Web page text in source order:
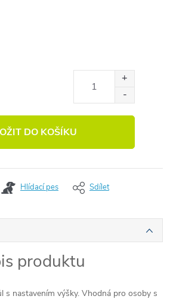
DO KOŠÍKU
Hlídací pes Sdílet
produktu
s nastavením výšky. Vhodná pro osoby s